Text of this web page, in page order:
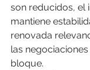
son reducidos, el
mantiene
renovada
las
bloque.